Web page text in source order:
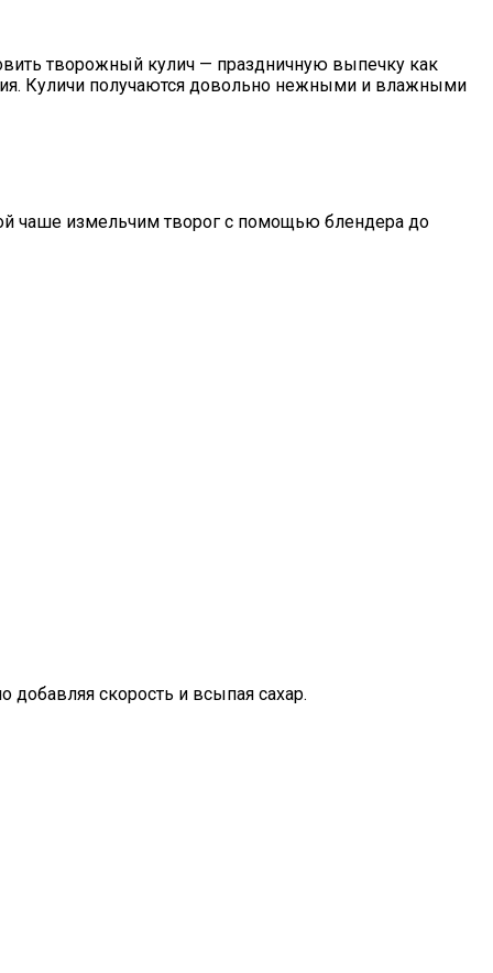
Давно Пора Забыть.
творожный кулич — праздничную выпечку как
Куличи получаются довольно нежными и влажными
чаше измельчим творог с помощью блендера до
скорость и всыпая сахар.